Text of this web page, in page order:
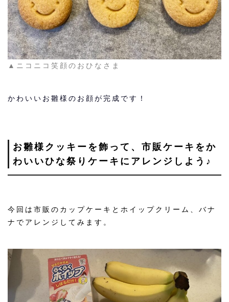
▲ニコニコ笑顔のおひなさま
かわいいお雛様のお顔が完成です！
お雛様クッキーを飾って、市販ケーキをか
わいいひな祭りケーキにアレンジしよう♪
今回は市販のカップケーキとホイップクリーム、バナ
ナでアレンジしてみます。